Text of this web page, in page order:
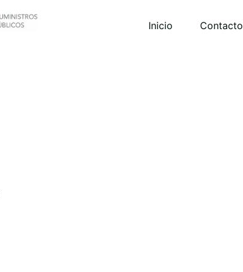
Inicio Contacto